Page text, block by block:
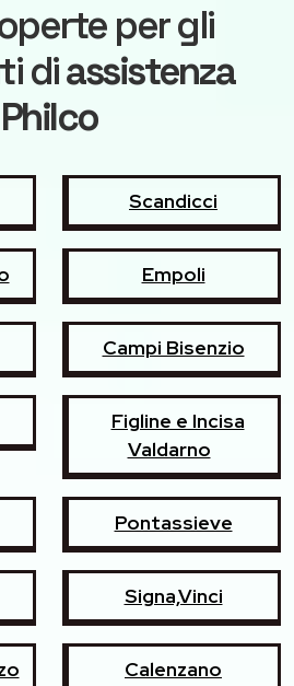
per gli
diassistenza
Philco
Scandicci
Empoli
Campi Bisenzio
Figline e Incisa
Valdarno
Pontassieve
Signa,Vinci
Calenzano